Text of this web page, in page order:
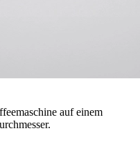
auf einem